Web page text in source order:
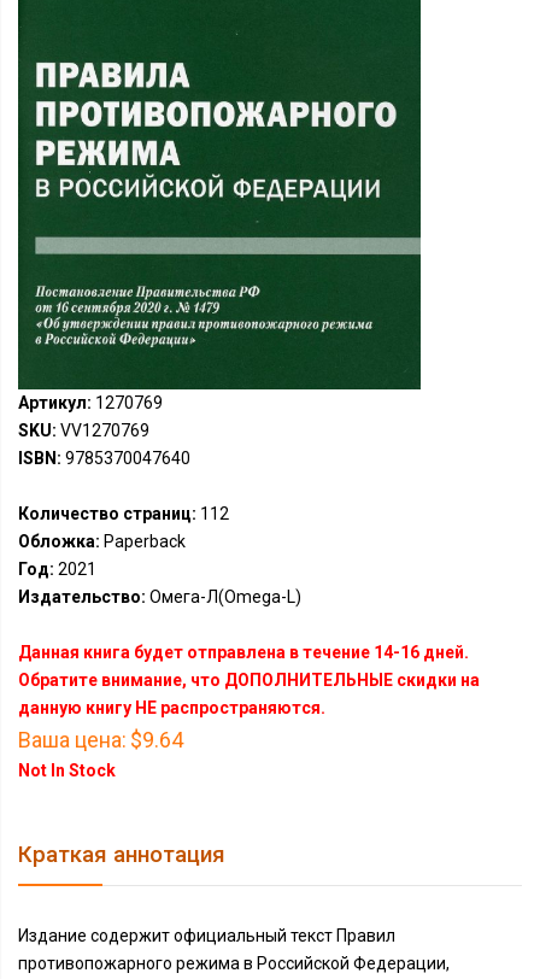
Артикул: 1270769
SKU: VV1270769
ISBN: 9785370047640
Количество страниц: 112
Обложка: Paperback
Год: 2021
Издательство: Омега-Л(Omega-L)
Данная книга будет отправлена в течение 14-16 дней.
Обратите внимание, что ДОПОЛНИТЕЛЬНЫЕ скидки на
данную книгу НЕ распространяются.
Ваша цена: $9.64
Not In Stock
Краткая аннотация
Издание содержит официальный текст Правил
противопожарного режима в Российской Федерации,